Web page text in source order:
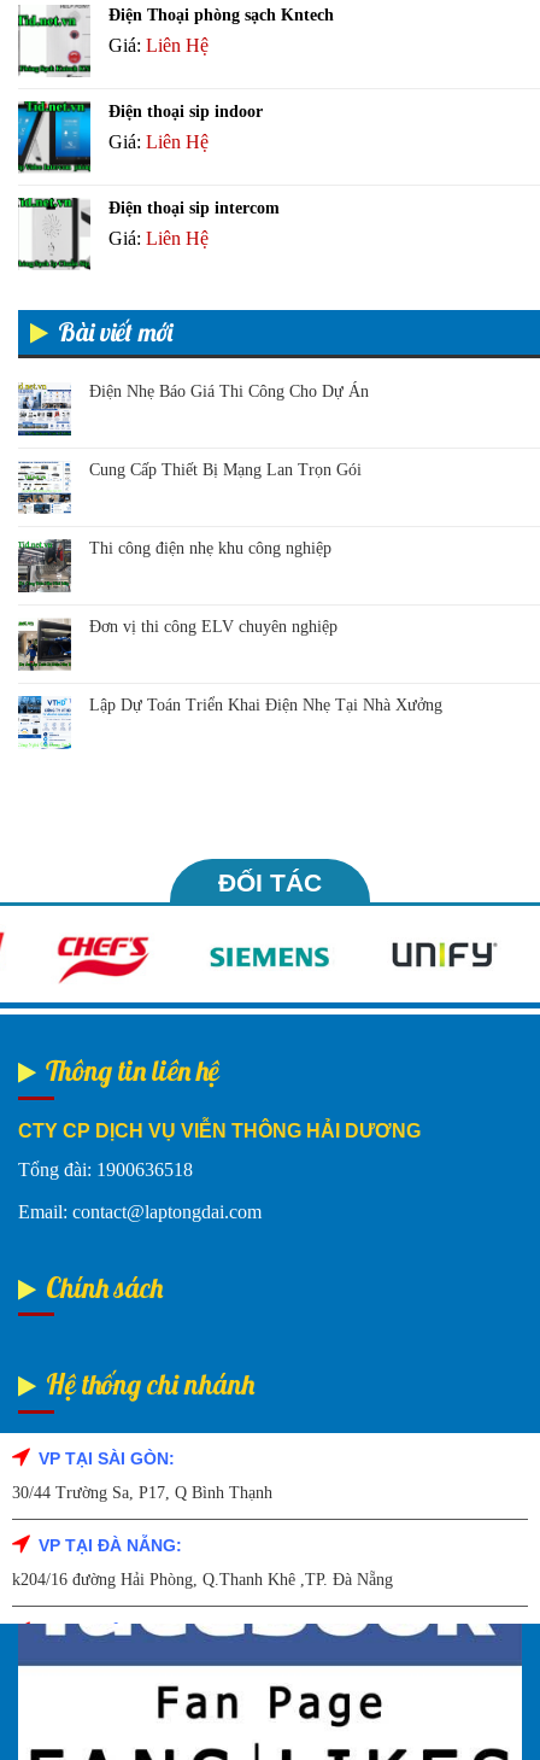
Điện Thoại phòng sạch Kntech
Giá: Liên Hệ
Điện thoại sip indoor
Giá: Liên Hệ
Điện thoại sip intercom
Giá: Liên Hệ
Bài viết mới
Điện Nhẹ Báo Giá Thi Công Cho Dự Án
Cung Cấp Thiết Bị Mạng Lan Trọn Gói
Thi công điện nhẹ khu công nghiệp
Đơn vị thi công ELV chuyên nghiệp
Lập Dự Toán Triển Khai Điện Nhẹ Tại Nhà Xưởng
ĐỐI TÁC
Thông tin liên hệ
CTY CP DỊCH VỤ VIỄN THÔNG HẢI DƯƠNG
Tổng đài: 1900636518
Email: contact@laptongdai.com
Chính sách
Hệ thống chi nhánh
VP TẠI SÀI GÒN:
30/44 Trường Sa, P17, Q Bình Thạnh
VP TẠI ĐÀ NẴNG:
k204/16 đường Hải Phòng, Q.Thanh Khê ,TP. Đà Nẵng
VP TẠI HẢI DƯƠNG:
Số 9/14 – P.Tứ Thông – TP Hải Dương
VP TẠI HẢI PHÒNG:
227 Đường Hải Triều , P. Quán Toan , Q. Hồng Bàng , Tp Hải Phòng
Fanpage Facebook